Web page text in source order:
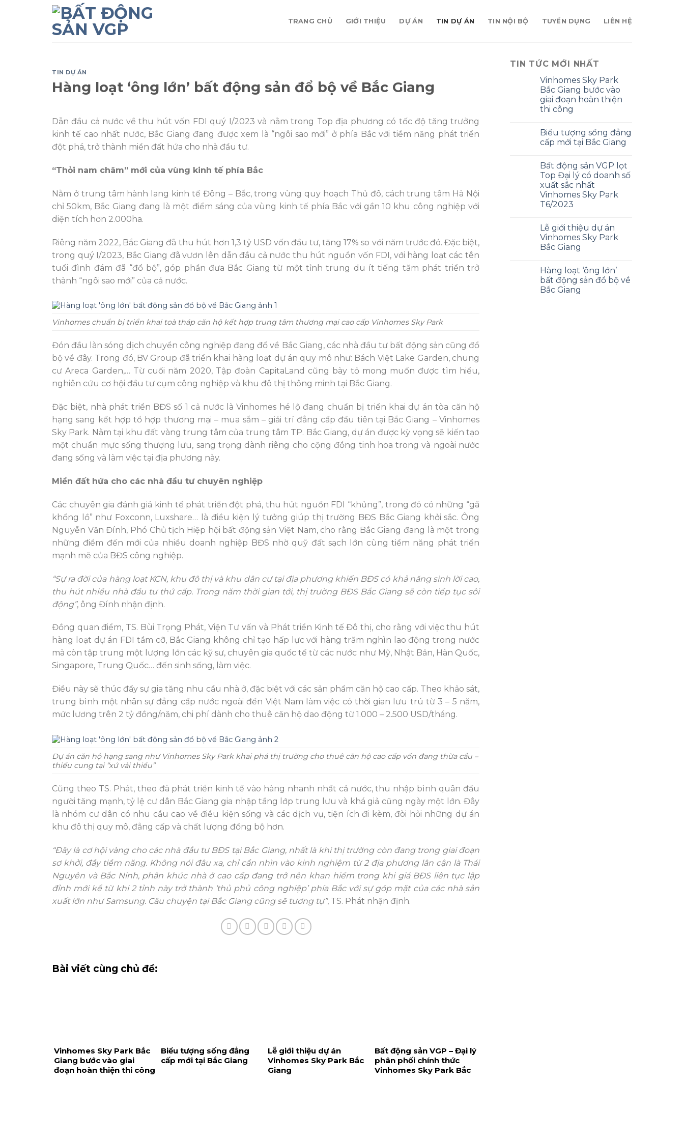
TRANG CHỦ GIỚI THIỆU DỰ ÁN TIN DỰ ÁN TIN NỘI BỘ TUYỂN DỤNG LIÊN HỆ
TIN DỰ ÁN
Hàng loạt ‘ông lớn’ bất động sản đổ bộ về Bắc Giang
Dẫn đầu cả nước về thu hút vốn FDI quý I/2023 và nằm trong Top địa phương có tốc độ tăng trưởng
kinh tế cao nhất nước, Bắc Giang đang được xem là “ngôi sao mới” ở phía Bắc với tiềm năng phát triển
đột phá, trở thành miền đất hứa cho nhà đầu tư.
“Thỏi nam châm” mới của vùng kinh tế phía Bắc
Nằm ở trung tâm hành lang kinh tế Đông – Bắc, trong vùng quy hoạch Thủ đô, cách trung tâm Hà Nội
chỉ 50km, Bắc Giang đang là một điểm sáng của vùng kinh tế phía Bắc với gần 10 khu công nghiệp với
diện tích hơn 2.000ha.
Riêng năm 2022, Bắc Giang đã thu hút hơn 1,3 tỷ USD vốn đầu tư, tăng 17% so với năm trước đó. Đặc biệt,
trong quý I/2023, Bắc Giang đã vươn lên dẫn đầu cả nước thu hút nguồn vốn FDI, với hàng loạt các tên
tuổi đình đám đã “đổ bộ”, góp phần đưa Bắc Giang từ một tỉnh trung du ít tiếng tăm phát triển trở
thành “ngôi sao mới” của cả nước.
Vinhomes chuẩn bị triển khai toà tháp căn hộ kết hợp trung tâm thương mại cao cấp Vinhomes Sky Park
Đón đầu làn sóng dịch chuyển công nghiệp đang đổ về Bắc Giang, các nhà đầu tư bất động sản cũng đổ
bộ về đây. Trong đó, BV Group đã triển khai hàng loạt dự án quy mô như: Bách Việt Lake Garden, chung
cư Areca Garden,… Từ cuối năm 2020, Tập đoàn CapitaLand cũng bày tỏ mong muốn được tìm hiểu,
nghiên cứu cơ hội đầu tư cụm công nghiệp và khu đô thị thông minh tại Bắc Giang.
Đặc biệt, nhà phát triển BĐS số 1 cả nước là Vinhomes hé lộ đang chuẩn bị triển khai dự án tòa căn hộ
hạng sang kết hợp tổ hợp thương mại – mua sắm – giải trí đẳng cấp đầu tiên tại Bắc Giang – Vinhomes
Sky Park. Nằm tại khu đất vàng trung tâm của trung tâm TP. Bắc Giang, dự án được kỳ vọng sẽ kiến tạo
một chuẩn mực sống thượng lưu, sang trọng dành riêng cho cộng đồng tinh hoa trong và ngoài nước
đang sống và làm việc tại địa phương này.
Miền đất hứa cho các nhà đầu tư chuyên nghiệp
Các chuyên gia đánh giá kinh tế phát triển đột phá, thu hút nguồn FDI “khủng”, trong đó có những “gã
khổng lồ” như Foxconn, Luxshare… là điều kiện lý tưởng giúp thị trường BĐS Bắc Giang khởi sắc. Ông
Nguyễn Văn Đính, Phó Chủ tịch Hiệp hội bất động sản Việt Nam, cho rằng Bắc Giang đang là một trong
những điểm đến mới của nhiều doanh nghiệp BĐS nhờ quỹ đất sạch lớn cùng tiềm năng phát triển
mạnh mẽ của BĐS công nghiệp.
“Sự ra đời của hàng loạt KCN, khu đô thị và khu dân cư tại địa phương khiến BĐS có khả năng sinh lời cao,
thu hút nhiều nhà đầu tư thứ cấp. Trong năm thờigian tới, thị trường BĐS Bắc Giang sẽ còn tiếp tục sôi
động”, ông Đính nhận định.
Đồng quan điểm, TS. Bùi Trọng Phát, Viện Tư vấn và Phát triển Kinh tế Đô thị, cho rằng với việc thu hút
hàng loạt dự án FDI tầm cỡ, Bắc Giang không chỉ tạo hấp lực với hàng trăm nghìn lao động trong nước
mà còn tập trung một lượng lớn các kỹ sư, chuyên gia quốc tế từ các nước như Mỹ, Nhật Bản, Hàn Quốc,
Singapore, Trung Quốc… đến sinh sống, làm việc.
Điều này sẽ thúc đẩy sự gia tăng nhu cầu nhà ở, đặc biệt với các sản phẩm căn hộ cao cấp. Theo khảo sát,
trung bình một nhân sự đẳng cấp nước ngoài đến Việt Nam làm việc có thời gian lưu trú từ 3 – 5 năm,
mức lương trên 2 tỷ đồng/năm, chi phí dành cho thuê căn hộ dao động từ 1.000 – 2.500 USD/tháng.
Dự án căn hộ hạng sang như Vinhomes Sky Park khai phá thị trường cho thuê căn hộ cao cấp vốn đang thừa cầu –
thiếu cung tại “xứ vải thiều”
Cũng theo TS. Phát, theo đà phát triển kinh tế vào hàng nhanh nhất cả nước, thu nhập bình quân đầu
người tăng mạnh, tỷ lệ cư dân Bắc Giang gia nhập tầng lớp trung lưu và khá giả cũng ngày một lớn. Đây
là nhóm cư dân có nhu cầu cao về điều kiện sống và các dịch vụ, tiện ích đi kèm, đòi hỏi những dự án
khu đô thị quy mô, đẳng cấp và chất lượng đồng bộ hơn.
“Đây là cơ hội vàng cho các nhà đầu tư BĐS tại Bắc Giang, nhất là khi thị trường còn đang trong giai đoạn
sơ khởi, đầy tiềm năng. Không nói đâu xa, chỉ cần nhìn vào kinh nghiệm từ 2 địa phương lân cận là Thái
Nguyên và Bắc Ninh, phân khúc nhà ở cao cấp đang trở nên khan hiếm trong khi giá BĐS liên tục lập
đỉnh mới kể từ khi 2 tỉnh này trở thành ‘thủ phủ công nghiệp’ phía Bắc với sự góp mặt của các nhà sản
xuất lớn như Samsung. Câu chuyện tại Bắc Giang cũng sẽ tương tự”, TS. Phát nhận định.
Bài viết cùng chủ đề:
Vinhomes Sky Park Bắc
Giang bước vào giai
đoạn hoàn thiện thi công
Biểu tượng sống đẳng
cấp mới tại Bắc Giang
Lễ giới thiệu dự án
Vinhomes Sky Park Bắc
Giang
Bất động sản VGP – Đại lý
phân phối chính thức
Vinhomes Sky Park Bắc
TIN TỨC MỚI NHẤT
Vinhomes Sky Park
Bắc Giang bước vào
giai đoạn hoàn thiện
thi công
Biểu tượng sống đẳng
cấp mới tại Bắc Giang
Bất động sản VGP lọt
Top Đại lý có doanh số
xuất sắc nhất
Vinhomes Sky Park
T6/2023
Lễ giới thiệu dự án
Vinhomes Sky Park
Bắc Giang
Hàng loạt ‘ông lớn’
bất động sản đổ bộ về
Bắc Giang